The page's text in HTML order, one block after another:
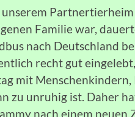
unserem
Familie war,
nach Deutschland
recht gut
mit
zu unruhig ist. Daher
nach einem neuen